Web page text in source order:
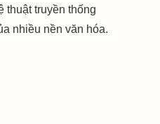
thuật truyền thống
nhiều nền văn hóa.